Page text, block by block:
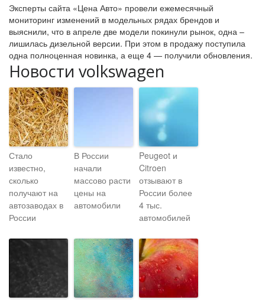
Эксперты сайта «Цена Авто» провели ежемесячный
мониторинг изменений в модельных рядах брендов и
выяснили, что в апреле две модели покинули рынок, одна –
лишилась дизельной версии. При этом в продажу поступила
одна полноценная новинка, а еще 4 — получили обновления.
Новости volkswagen
Стало
известно,
сколько
получают на
автозаводах в
России
В России
начали
массово расти
цены на
автомобили
Peugeot и
Citroen
отзывают в
России более
4 тыс.
автомобилей